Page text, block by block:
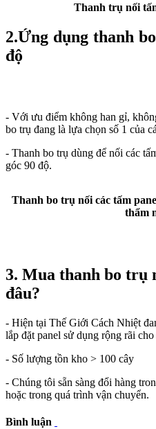
Thanh trụ nối
2.Ứng dụng thanh
độ
- Với ưu điểm không han gỉ,
bo trụ đang là lựa chọn số 1 của
- Thanh bo trụ dùng để nối các
góc 90 độ.
Thanh bo trụ nối các tấm
thẩm
3. Mua thanh bo trụ
đâu?
- Hiện tại Thế Giới Cách Nhiệt
lắp đặt panel sử dụng rộng rãi
- Số lượng tồn kho > 100 cây
- Chúng tôi sẵn sàng đổi hàng
hoặc trong quá trình vận chuyển.
Bình luận